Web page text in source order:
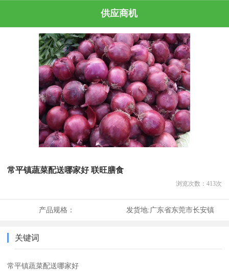
供应商机
常平镇蔬菜配送哪家好 联旺膳食
浏览次数： 413次
产品规格： 发货地:广东省东莞市长安镇
关键词
常平镇蔬菜配送哪家好